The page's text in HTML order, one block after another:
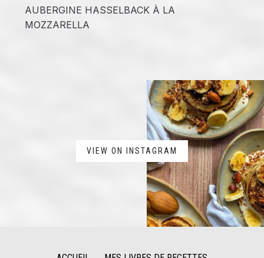
AUBERGINE HASSELBACK À LA
MOZZARELLA
VIEW ON INSTAGRAM